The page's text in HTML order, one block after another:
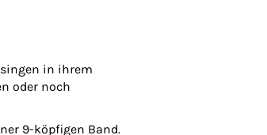
in ihrem
oder noch
9-köpfigen Band.